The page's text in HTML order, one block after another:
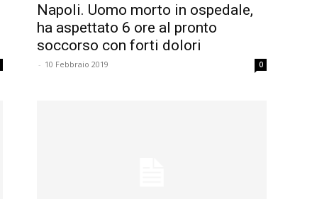
Napoli. Uomo morto in ospedale,
ha aspettato 6 ore al pronto
soccorso con forti dolori
- 10 Febbraio 2019 0